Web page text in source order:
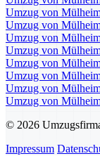
Umzug von
Umzug von
Umzug von
Umzug von
Umzug von
Umzug von
Umzug von
Umzug von
© 2026
Impressum